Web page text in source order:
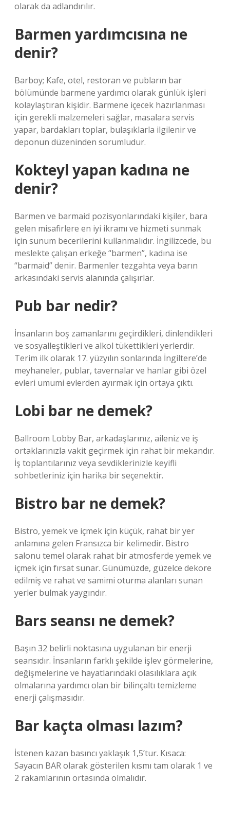
olarak da adlandırılır.
Barmen yardımcısına ne
denir?
Barboy; Kafe, otel, restoran ve pubların bar
bölümünde barmene yardımcı olarak günlük işleri
kolaylaştıran kişidir. Barmene içecek hazırlanması
için gerekli malzemeleri sağlar, masalara servis
yapar, bardakları toplar, bulaşıklarla ilgilenir ve
deponun düzeninden sorumludur.
Kokteyl yapan kadına ne
denir?
Barmen ve barmaid pozisyonlarındaki kişiler, bara
gelen misafirlere en iyi ikramı ve hizmeti sunmak
için sunum becerilerini kullanmalıdır. İngilizcede, bu
meslekte çalışan erkeğe “barmen”, kadına ise
“barmaid” denir. Barmenler tezgahta veya barın
arkasındaki servis alanında çalışırlar.
Pub bar nedir?
İnsanların boş zamanlarını geçirdikleri, dinlendikleri
ve sosyalleştikleri ve alkol tükettikleri yerlerdir.
Terim ilk olarak 17. yüzyılın sonlarında İngiltere’de
meyhaneler, publar, tavernalar ve hanlar gibi özel
evleri umumi evlerden ayırmak için ortaya çıktı.
Lobi bar ne demek?
Ballroom Lobby Bar, arkadaşlarınız, aileniz ve iş
ortaklarınızla vakit geçirmek için rahat bir mekandır.
İş toplantılarınız veya sevdiklerinizle keyifli
sohbetleriniz için harika bir seçenektir.
Bistro bar ne demek?
Bistro, yemek ve içmek için küçük, rahat bir yer
anlamına gelen Fransızca bir kelimedir. Bistro
salonu temel olarak rahat bir atmosferde yemek ve
içmek için fırsat sunar. Günümüzde, güzelce dekore
edilmiş ve rahat ve samimi oturma alanları sunan
yerler bulmak yaygındır.
Bars seansı ne demek?
Başın 32 belirli noktasına uygulanan bir enerji
seansıdır. İnsanların farklı şekilde işlev görmelerine,
değişmelerine ve hayatlarındaki olasılıklara açık
olmalarına yardımcı olan bir bilinçaltı temizleme
enerji çalışmasıdır.
Bar kaçta olması lazım?
İstenen kazan basıncı yaklaşık 1,5’tur. Kısaca:
Sayacın BAR olarak gösterilen kısmı tam olarak 1 ve
2 rakamlarının ortasında olmalıdır.